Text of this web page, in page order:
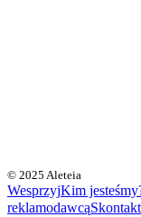
© 2025 Aleteia
WesprzyjKim
reklamodawcą